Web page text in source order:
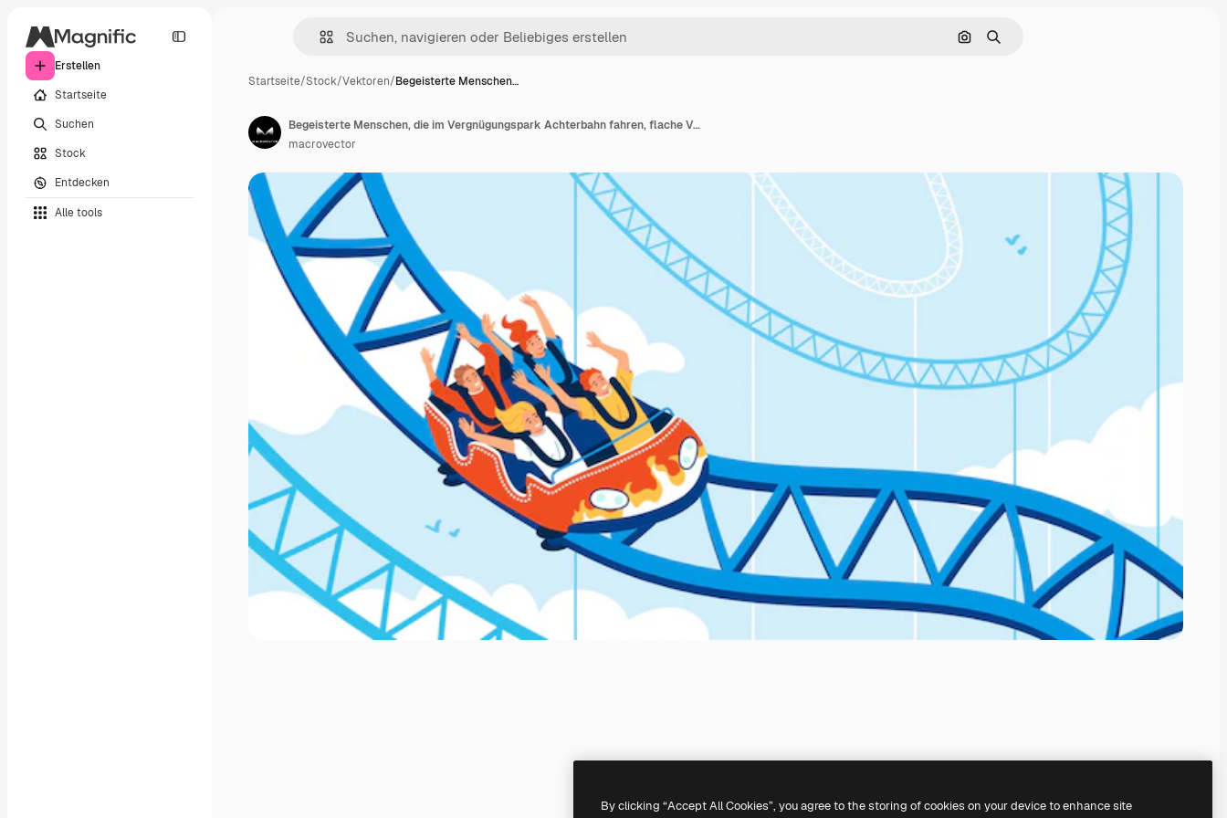
Erstellen
Startseite
Suchen
Stock
Entdecken
Alle tools
Nach Bild suchen
Suchen
Startseite/Stock/Vektoren/Begeisterte Menschen…
Begeisterte Menschen, die im Vergnügungspark Achterbahn fahren, flache Vektorillustration
macrovector
By clicking “Accept All Cookies”, you agree to the storing of cookies on your device to enhance site